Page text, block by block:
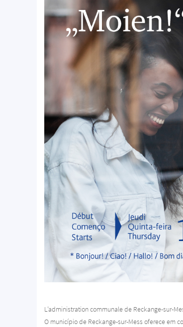
L’administration communale de Reckange-sur-
O município de Reckange-sur-Mess oferece em